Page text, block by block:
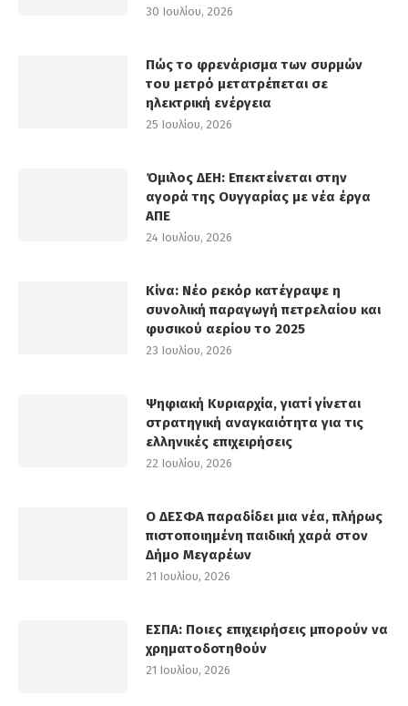
30 Ιουλίου, 2026
Πώς το φρενάρισμα των συρμών
του μετρό μετατρέπεται σε
ηλεκτρική ενέργεια
25 Ιουλίου, 2026
Όμιλος ΔΕΗ: Επεκτείνεται στην
αγορά της Ουγγαρίας με νέα έργα
ΑΠΕ
24 Ιουλίου, 2026
Κίνα: Νέο ρεκόρ κατέγραψε η
συνολική παραγωγή πετρελαίου και
φυσικού αερίου το 2025
23 Ιουλίου, 2026
Ψηφιακή Κυριαρχία, γιατί γίνεται
στρατηγική αναγκαιότητα για τις
ελληνικές επιχειρήσεις
22 Ιουλίου, 2026
Ο ΔΕΣΦΑ παραδίδει μια νέα, πλήρως
πιστοποιημένη παιδική χαρά στον
Δήμο Μεγαρέων
21 Ιουλίου, 2026
ΕΣΠΑ: Ποιες επιχειρήσεις μπορούν να
χρηματοδοτηθούν
21 Ιουλίου, 2026